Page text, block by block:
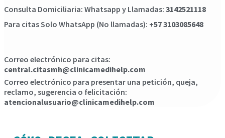
Consulta Domiciliaria: Whatsapp y Llamadas: 3142521118
Para citas Solo WhatsApp (No llamadas): +57 3103085648
Correo electrónico para citas:
central.citasmh@clinicamedihelp.com
Correo electrónico para presentar una petición, queja,
reclamo, sugerencia o felicitación:
atencionalusuario@clinicamedihelp.com